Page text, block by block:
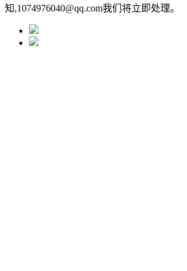
知,1074976040@qq.com我们将立即处理。